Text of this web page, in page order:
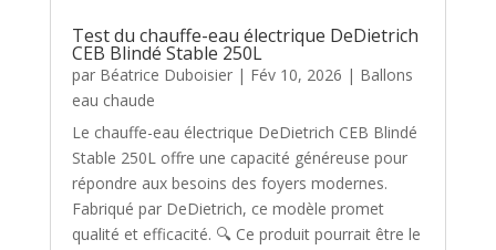
Test du chauffe-eau électrique DeDietrich
CEB Blindé Stable 250L
par Béatrice Duboisier| Fév 10, 2026 | Ballons
eau chaude
Le chauffe-eau électrique DeDietrich CEB Blindé
Stable 250L offre une capacité généreuse pour
répondre aux besoins des foyers modernes.
Fabriqué par DeDietrich, ce modèle promet
qualité et efficacité. 🔍 Ce produit pourrait être le